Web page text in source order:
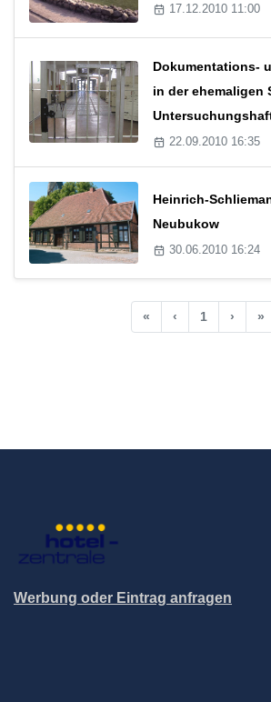
17.12.2010 11:00
Dokumentations-
in der ehemaligen
22.09.2010 16:35
Heinrich-
Neubukow
30.06.2010 16:24
« ‹ 1 › »
Werbung oder Eintrag anfragen